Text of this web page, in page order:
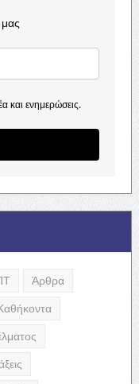
και ενημερώσεις.
Άρθρα